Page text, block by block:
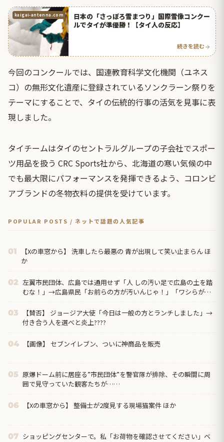
kaigai-antenna.com
日本の「さっぽろ雪まつり」国際雪像コンクー
ルでタイが準優勝！【タイ人の反応】
続きを読む
今回のコンクールでは、国連教育科学文化機関（ユネス
コ）の無形文化遺産に登録されているソンクラーン祭りを
テーマにすることで、タイの伝統的行事の活気を見事に表
現しました。
タイチームはタイのセントラルグループの子会社でスポー
ツ用品を扱う CRC Sports社から、北海道の寒い気候の中
でも最大限にパフォーマンスを発揮できるよう、コロンビ
アブランドの冬物衣料の提供を受けています。
POPULAR POSTS / ネットで話題の人気記事
01
【Xの車窓から】 洗車したら最悪の 青が出現して笑い止まらん ほ
か
02 左翼市民団体、広島では通用せず「人 しの汚い足で広島の土を踏
むな！」→広島県民「お前らの方が汚いんじゃ！」「ワシらが広
03
【賛否】 ジョージア大使「今日は一般の方とランチしました」→
付き合う人を選べと炎上????
04 【画像】 セブンイレブン、ついに神商品を販売
05 原爆ドーム前に居座る”市民団体”を警官隊が排除、その瞬間に周
囲で見守っていた観客たちが……
06 【Xの車窓から】 整備士が2度見する現場猫案件 ほか
07 ショッピングセンターで。私「お荷物を確認させてください」ベ